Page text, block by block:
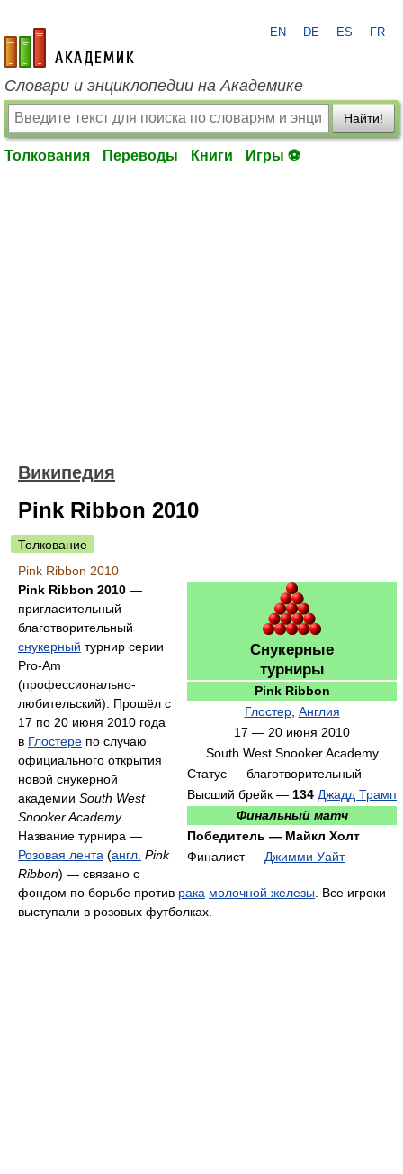
academic.ru
EN DE ES FR
Словари и энциклопедии на Академике
Найти!
Толкования Переводы Книги Игры ⚽
Википедия
Pink Ribbon 2010
Толкование
Pink Ribbon 2010
Снукерные
турниры
Pink Ribbon
Глостер, Англия
17 — 20 июня 2010
South West Snooker Academy
Статус — благотворительный
Высший брейк — 134 Джадд Трамп
Финальный матч
Победитель — Майкл Холт
Финалист — Джимми Уайт
Pink Ribbon 2010 —
пригласительный
благотворительный
снукерный турнир серии
Pro-Am
(профессионально-
любительский). Прошёл с
17 по 20 июня 2010 года
в Глостере по случаю
официального открытия
новой снукерной
академии South West
Snooker Academy.
Название турнира —
Розовая лента (англ. Pink
Ribbon) — связано с
фондом по борьбе против рака молочной железы . Все игроки
выступали в розовых футболках.